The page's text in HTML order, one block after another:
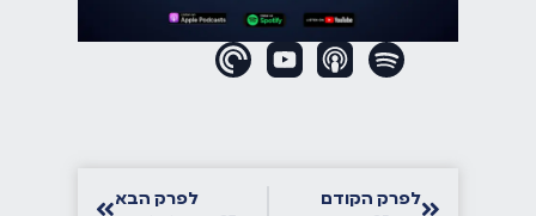
שם נוצר הקשר הראשוני, ושירי, איזה כיף שאת
פה איתי.
חברות, אחר כך הלכתי לעבוד בחברות, קטנות,
לפרק הקודם לפרק הבא